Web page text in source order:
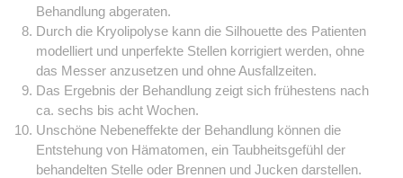
Behandlung abgeraten.
Durch die Kryolipolyse kann die Silhouette des Patienten
modelliert und unperfekte Stellen korrigiert werden, ohne
das Messer anzusetzen und ohne Ausfallzeiten.
Das Ergebnis der Behandlung zeigt sich frühestens nach
ca. sechs bis acht Wochen.
Unschöne Nebeneffekte der Behandlung können die
Entstehung von Hämatomen, ein Taubheitsgefühl der
behandelten Stelle oder Brennen und Jucken darstellen.